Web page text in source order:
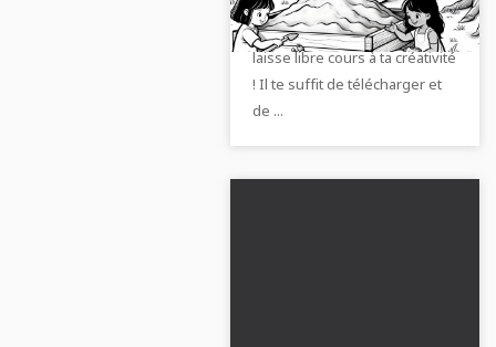
enfants dans le bac à sable et
laisse libre cours à ta créativité
! Il te suffit de télécharger et
de ...